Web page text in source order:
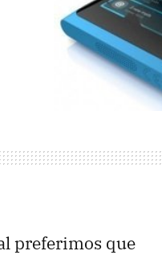
preferimos que